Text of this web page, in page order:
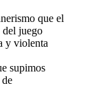
que el
del juego
y violenta
supimos